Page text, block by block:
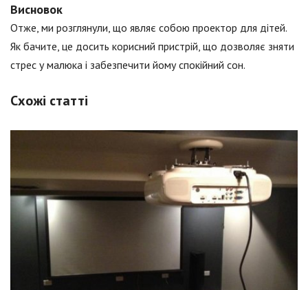
Висновок
Отже, ми розглянули, що являє собою проектор для дітей.
Як бачите, це досить корисний пристрій, що дозволяє зняти
стрес у малюка і забезпечити йому спокійний сон.
Схожі статті